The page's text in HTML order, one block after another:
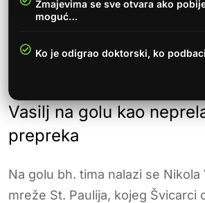
Zmajevima se sve otvara ako
moguć…
Ko je odigrao doktorski, ko
Vasilj na golu kao
prepreka
Na golu bh. tima nalazi se Nikola
mreže St. Paulija, kojeg Švicarci